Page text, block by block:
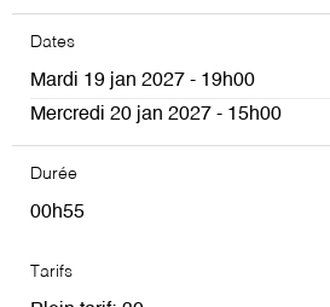
Dates
Mardi 19 jan 2027 - 19h00
Mercredi 20 jan 2027 - 15h00
Durée
00h55
Tarifs